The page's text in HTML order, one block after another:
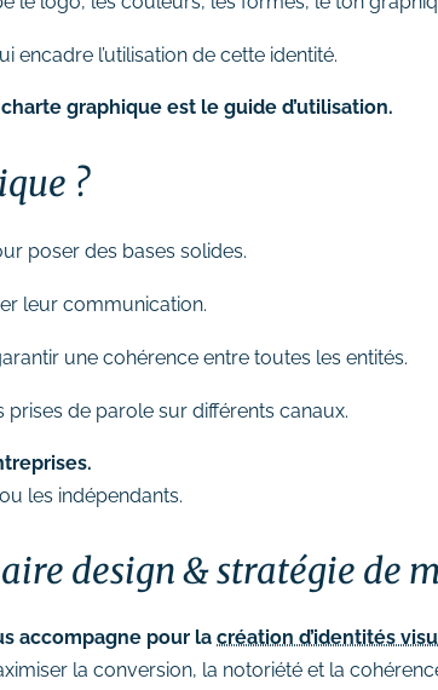
encadre l’utilisation de cette identité.
graphique est le guide d’utilisation.
?
poser des bases solides.
leur communication.
une cohérence entre toutes les entités.
prises de parole sur différents canaux.
les indépendants.
design & stratégie de
accompagne pour la création d’identités
la conversion, la notoriété et la